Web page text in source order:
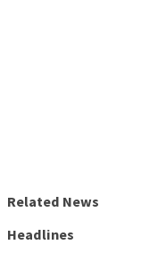
Related News
Headlines